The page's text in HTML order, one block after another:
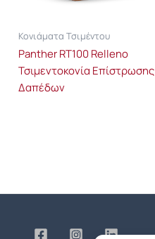
Κονιάματα Τσιμέντου
Panther RT100 Relleno
Τσιμεντοκονία Επίστρωσης
Δαπέδων